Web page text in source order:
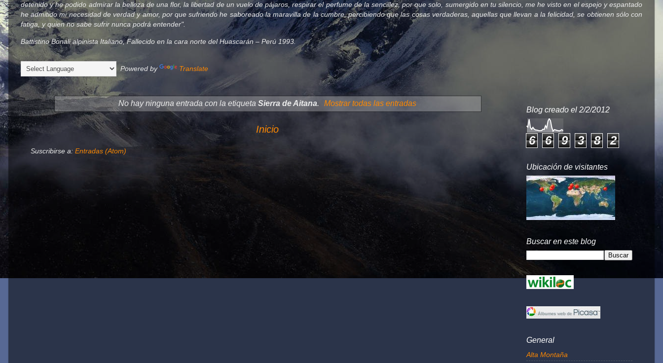
detenido y he podido admirar la belleza de una flor, la libertad de un vuelo de pájaros, respirar el perfume de la sencillez, por que solo, sumergido en tu silencio, me he visto en el espejo y espantado
he admitido mi necesidad de verdad y amor, por que sufriendo he saboreado la maravilla de la cumbre, percibiendo que las cosas verdaderas, aquellas que llevan a la felicidad, se obtienen sólo con
fatiga, y quien no sabe sufrir nunca podrá entender".
Battistino Bonali alpinista Italiano, Fallecido en la cara norte del Huascarán – Perú 1993.
Powered by Translate
No hay ninguna entrada con la etiqueta Sierra de Aitana. Mostrar todas las entradas
Inicio
Suscribirse a: Entradas (Atom)
Blog creado el 2/2/2012
6 6 9 3 8 2
Ubicación de visitantes
Buscar en este blog
General
Alta Montaña